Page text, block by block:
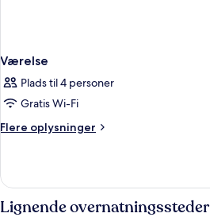
Værelse
Plads til 4 personer
Gratis Wi-Fi
Flere oplysninger
Flere
Lignende overnatningssteder